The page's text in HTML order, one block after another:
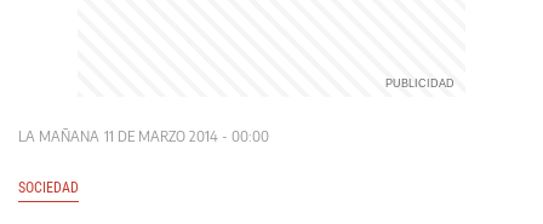
LA MAÑANA 11 DE MARZO 2014 - 00:00
SOCIEDAD